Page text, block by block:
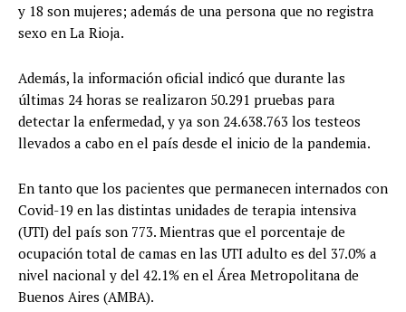
y 18 son mujeres; además de una persona que no registra
sexo en La Rioja.
Además, la información oficial indicó que durante las
últimas 24 horas se realizaron 50.291 pruebas para
detectar la enfermedad, y ya son 24.638.763 los testeos
llevados a cabo en el país desde el inicio de la pandemia.
En tanto que los pacientes que permanecen internados con
Covid-19 en las distintas unidades de terapia intensiva
(UTI) del país son 773. Mientras que el porcentaje de
ocupación total de camas en las UTI adulto es del 37.0% a
nivel nacional y del 42.1% en el Área Metropolitana de
Buenos Aires (AMBA).